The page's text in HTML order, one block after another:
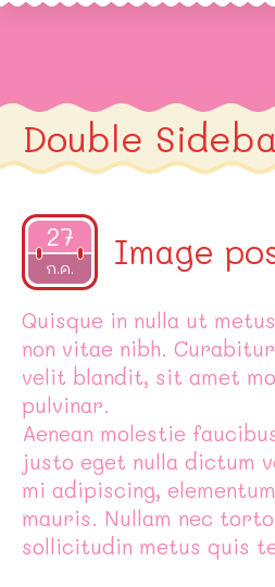
Double
27
ก.ค.
2015 Image
Quisque in nulla ut
non vitae nibh.
velit blandit, sit amet
pulvinar.
Aenean molestie
justo eget nulla dictum
mi adipiscing,
mauris. Nullam nec
sollicitudin metus quis